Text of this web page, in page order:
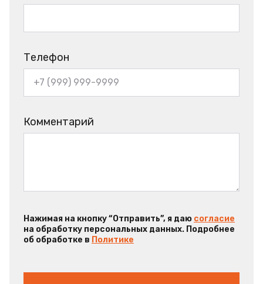
Телефон
Комментарий
Нажимая на кнопку “Отправить”, я даю согласие
на обработку персональных данных. Подробнее
об обработке в Политике